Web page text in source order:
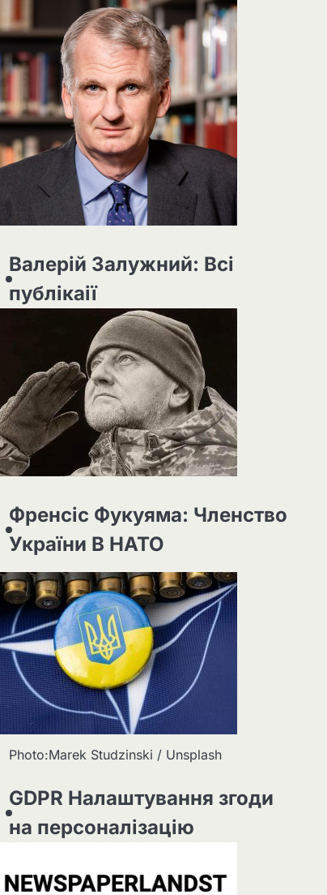
Валерій Залужний: Всі
публікаії
Френсіс Фукуяма: Членство
України В НАТО
Photo:Marek Studzinski / Unsplash
GDPR Налаштування згоди
на персоналізацію